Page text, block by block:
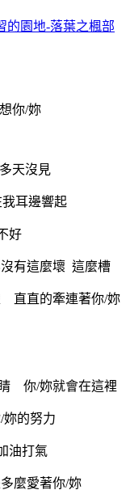
園地-落葉之楓部
你/妳
天沒見
耳邊響起
好
有這麼壞 這麼槽
直直的牽連著你/妳
你/妳就會在這裡
妳的努力
油打氣
麼愛著你/妳